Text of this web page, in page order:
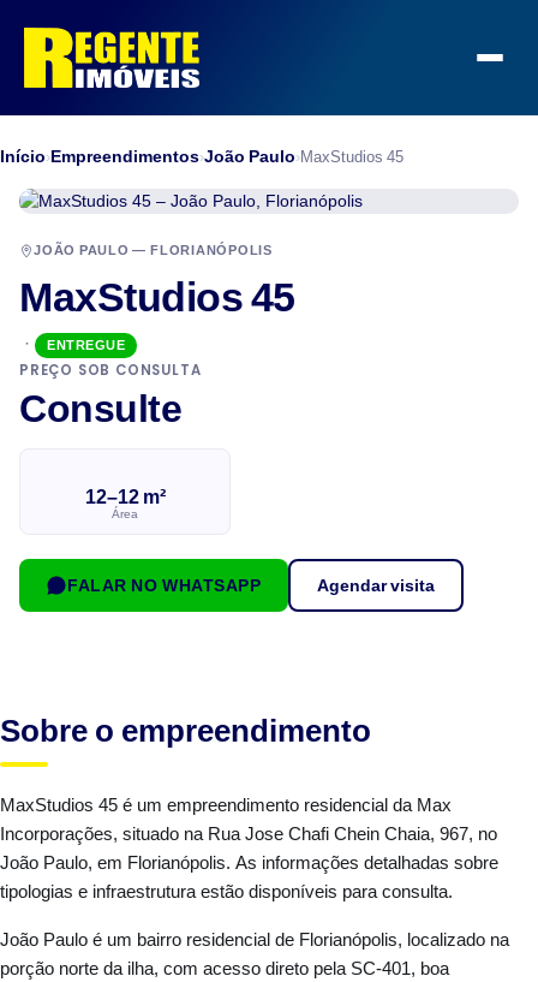
Início›Empreendimentos›João Paulo›MaxStudios 45
JOÃO PAULO — FLORIANÓPOLIS
MaxStudios 45
·
ENTREGUE
PREÇO SOB CONSULTA
Consulte
12–12 m²
Área
FALAR NO WHATSAPP Agendar visita
Sobre o empreendimento
MaxStudios 45 é um empreendimento residencial da Max
Incorporações, situado na Rua Jose Chafi Chein Chaia, 967, no
João Paulo, em Florianópolis. As informações detalhadas sobre
tipologias e infraestrutura estão disponíveis para consulta.
João Paulo é um bairro residencial de Florianópolis, localizado na
porção norte da ilha, com acesso direto pela SC-401, boa